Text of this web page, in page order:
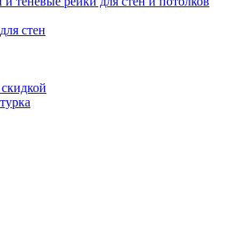
стен